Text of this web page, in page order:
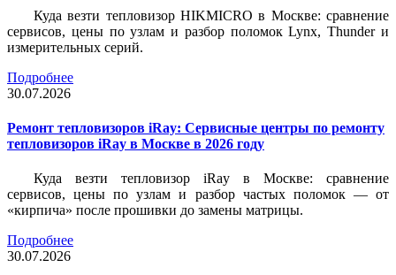
Куда везти тепловизор HIKMICRO в Москве: сравнение
сервисов, цены по узлам и разбор поломок Lynx, Thunder и
измерительных серий.
Подробнее
30.07.2026
Ремонт тепловизоров iRay: Сервисные центры по ремонту
тепловизоров iRay в Москве в 2026 году
Куда везти тепловизор iRay в Москве: сравнение
сервисов, цены по узлам и разбор частых поломок — от
«кирпича» после прошивки до замены матрицы.
Подробнее
30.07.2026